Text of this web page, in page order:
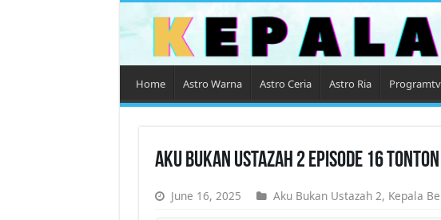
Home Astro Warna Astro Ceria Astro Ria Programtv
Aku Bukan Ustazah 2 Episode 16
June 16, 2025 Aku Bukan Ustazah 2, Kepala